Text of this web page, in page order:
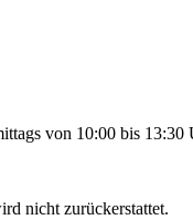
von 10:00 bis
nicht zurückerstattet.